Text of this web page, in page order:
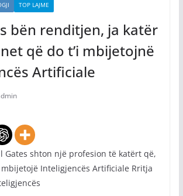
TOP LAJME
bën renditjen, ja katër
që do t’i mbijetojnë
Artificiale
Gates shton një profesion të katërt që,
mbijetojë Inteligjencës Artificiale Rritja